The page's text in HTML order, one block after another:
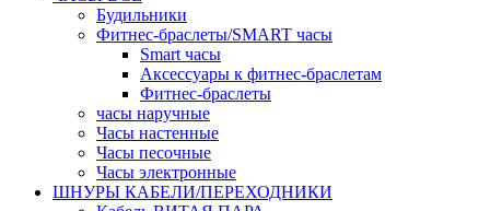
Будильники
Фитнес-браслеты/SMART часы
Smart часы
Аксессуары к фитнес-браслетам
Фитнес-браслеты
часы наручные
Часы настенные
Часы песочные
Часы электронные
ШНУРЫ КАБЕЛИ/ПЕРЕХОДНИКИ